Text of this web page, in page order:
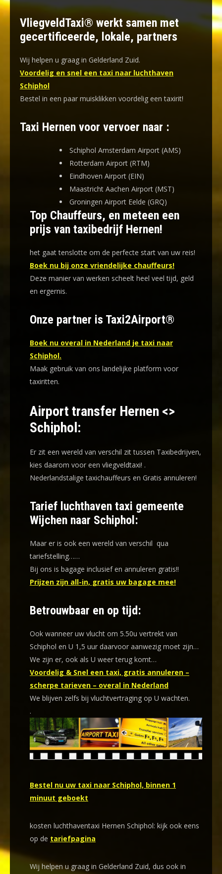
VliegveldTaxi® werkt samen met
gecertificeerde, lokale, partners
Wij helpen u graag in Gelderland Zuid.
Voordelig en snel een taxi naar luchthaven
Schiphol
Bestel in een paar muisklikken voordelig een taxirit!
Taxi Hernen voor vervoer naar :
Schiphol Amsterdam Airport (AMS)
Rotterdam Airport (RTM)
Eindhoven Airport (EIN)
Maastricht Aachen Airport (MST)
Groningen Airport Eelde (GRQ)
Top Chauffeurs, en meteen een
prijs van taxibedrijf Hernen!
het gaat tenslotte om de perfecte start van uw reis!
Boek nu bij onze vriendelijke chauffeurs!
Deze manier van werken scheelt heel veel tijd, geld
en ergernis.
Onze partner is Taxi2Airport®
Boek nu overal in Nederland je taxi naar
Schiphol.
Maak gebruik van ons landelijke platform voor
taxiritten.
Airport transfer Hernen <>
Schiphol:
Er zit een wereld van verschil zit tussen Taxibedrijven,
kies daarom voor een vliegveldtaxi! .
Nederlandstalige taxichauffeurs en Gratis annuleren!
Tarief luchthaven taxi gemeente
Wijchen naar Schiphol:
Maar er is ook een wereld van verschil qua
tariefstelling……
Bij ons is bagage inclusief en annuleren gratis!!
Prijzen zijn all-in, gratis uw bagage mee!
Betrouwbaar en op tijd:
Ook wanneer uw vlucht om 5.50u vertrekt van
Schiphol en U 1,5 uur daarvoor aanwezig moet zijn…
We zijn er, ook als U weer terug komt…
Voordelig & Snel een taxi, gratis annuleren –
scherpe tarieven – overal in Nederland
We blijven zelfs bij vluchtvertraging op U wachten.
.
Bestel nu uw taxi naar Schiphol, binnen 1
minuut geboekt
kosten luchthaventaxi Hernen Schiphol: kijk ook eens
op de tariefpagina
Wij helpen u graag in Gelderland Zuid, dus ook in